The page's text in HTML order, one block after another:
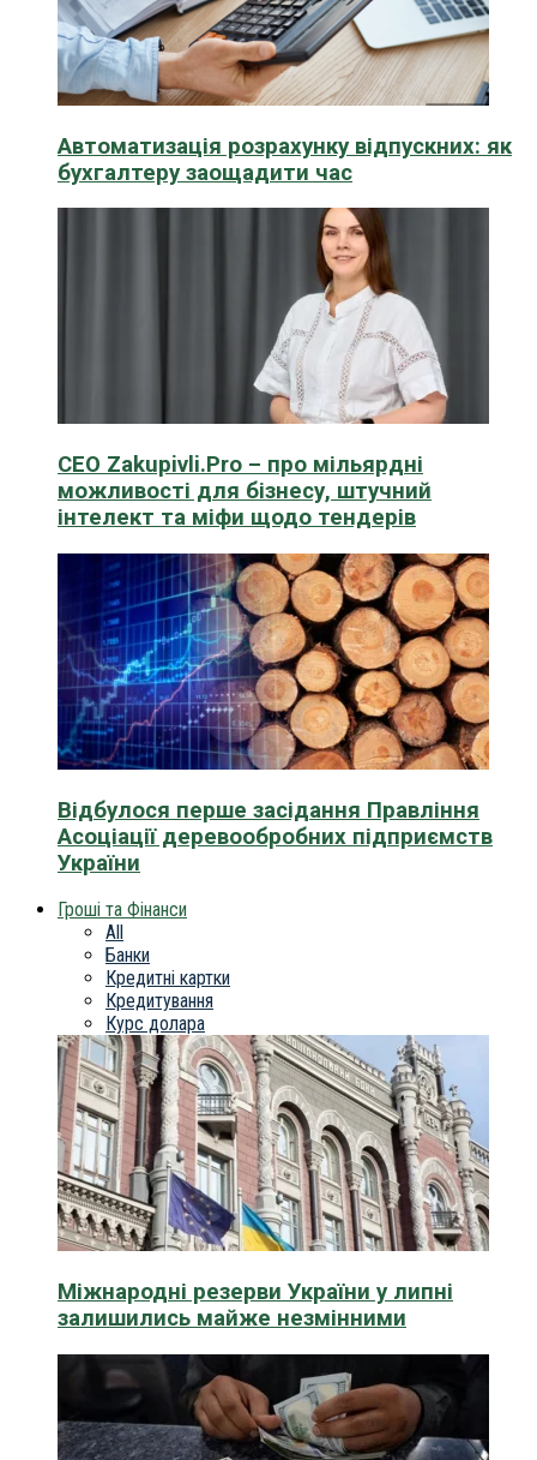
Автоматизація розрахунку відпускних: як
бухгалтеру заощадити час
CEO Zakupivli.Pro – про мільярдні
можливості для бізнесу, штучний
інтелект та міфи щодо тендерів
Відбулося перше засідання Правління
Асоціації деревообробних підприємств
України
Гроші та Фінанси
All
Банки
Кредитні картки
Кредитування
Курс долара
Міжнародні резерви України у липні
залишились майже незмінними